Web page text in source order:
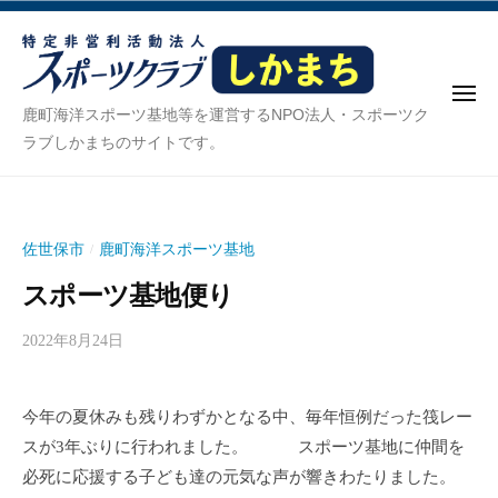
コ
ス
ポ
ク
ブ
し
ち
鹿町海洋スポーツ基地等を運営するNPO法人・スポーツク
ラブしかまちのサイトです。
メ
佐世保市 / 鹿町海洋スポーツ基地
スポーツ基地便り
2022年8月24日
p
o
s
今年の夏休みも残りわずかとなる中、毎年恒例だった筏レー
スが3年ぶりに行われました。 スポーツ基地に仲間を
必死に応援する子ども達の元気な声が響きわたりました。
ー
ツ
ク
ラ
ま